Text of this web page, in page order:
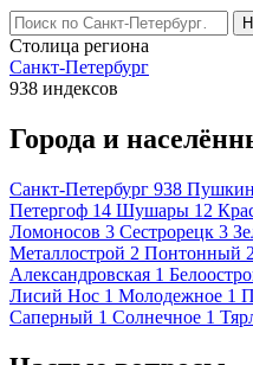
Столица региона
Санкт-Петербург
938 индексов
Города и
Санкт-Петербург 938 Пушкин
Петергоф 14 Шушары 12
Ломоносов 3 Сестрорецк 3
Металлострой 2 Понтонный 2
Александровская 1
Лисий Нос 1 Молодежное 1
Саперный 1 Солнечное 1